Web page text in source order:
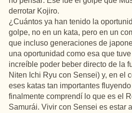
derrotar Kojiro.
¿Cuántos ya han tenido la
golpe, no en un kata, pero en un
que incluso generaciones de
una oportunidad como esa que
increíble poder beber directo de la
Niten Ichi Ryu con Sensei) y, en el
eses katas tan importantes
finalmente comprendí lo que es el
Samurái. Vivir con Sensei es estar